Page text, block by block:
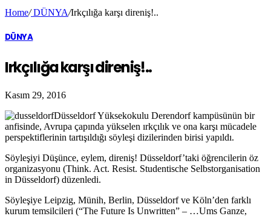
Home/DÜNYA/Irkçılığa karşı direniş!..
DÜNYA
Irkçılığa karşı direniş!..
Kasım 29, 2016
Düsseldorf Yüksekokulu Derendorf kampüsünün bir
anfisinde, Avrupa çapında yükselen ırkçılık ve ona karşı mücadele
perspektiflerinin tartışıldığı söyleşi dizilerinden birisi yapıldı.
Söyleşiyi Düşünce, eylem, direniş! Düsseldorf’taki öğrencilerin öz
organizasyonu (Think. Act. Resist. Studentische Selbstorganisation
in Düsseldorf) düzenledi.
Söyleşiye Leipzig, Münih, Berlin, Düsseldorf ve Köln’den farklı
kurum temsilcileri (“The Future Is Unwritten” – …Ums Ganze,